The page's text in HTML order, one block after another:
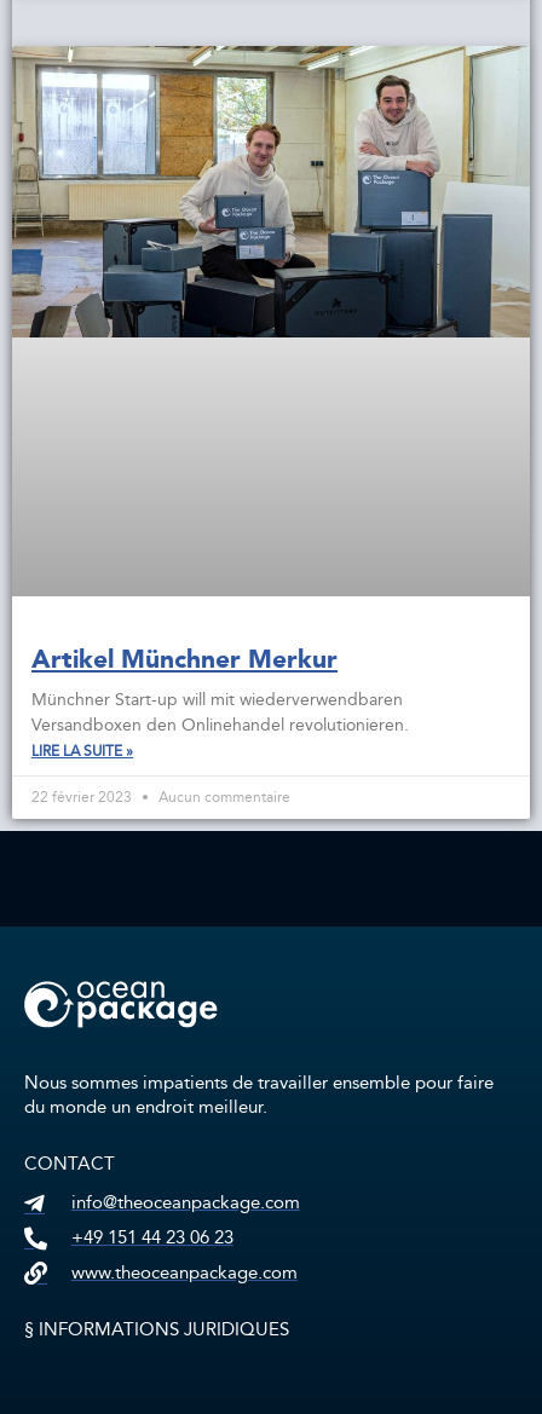
Artikel Münchner Merkur
Münchner Start-up will mit wiederverwendbaren
Versandboxen den Onlinehandel revolutionieren.
LIRE LA SUITE »
22 février 2023 Aucun commentaire
Nous sommes impatients de travailler ensemble pour faire
du monde un endroit meilleur.
CONTACT
info@theoceanpackage.com
+49 151 44 23 06 23
www.theoceanpackage.com
§ INFORMATIONS JURIDIQUES